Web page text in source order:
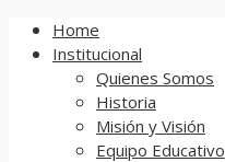
Home
Institucional
Quienes Somos
Historia
Misión y Visión
Equipo Educativo